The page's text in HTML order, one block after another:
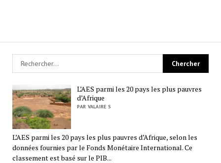
L’AES parmi les 20 pays les plus pauvres
d’Afrique
PAR VALAIRE S
L’AES parmi les 20 pays les plus pauvres d’Afrique, selon les
données fournies par le Fonds Monétaire International. Ce
classement est basé sur le PIB...